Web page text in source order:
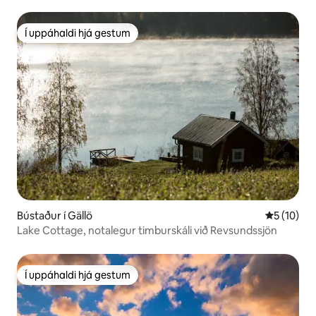
Í uppáhaldi hjá gestum
Í uppáhaldi hjá gestum
Bústaður í Gällö 5 af 5 í
5 (10)
Lake Cottage, notalegur timburskáli við Revsundssjön
Í uppáhaldi hjá gestum
Í uppáhaldi hjá gestum